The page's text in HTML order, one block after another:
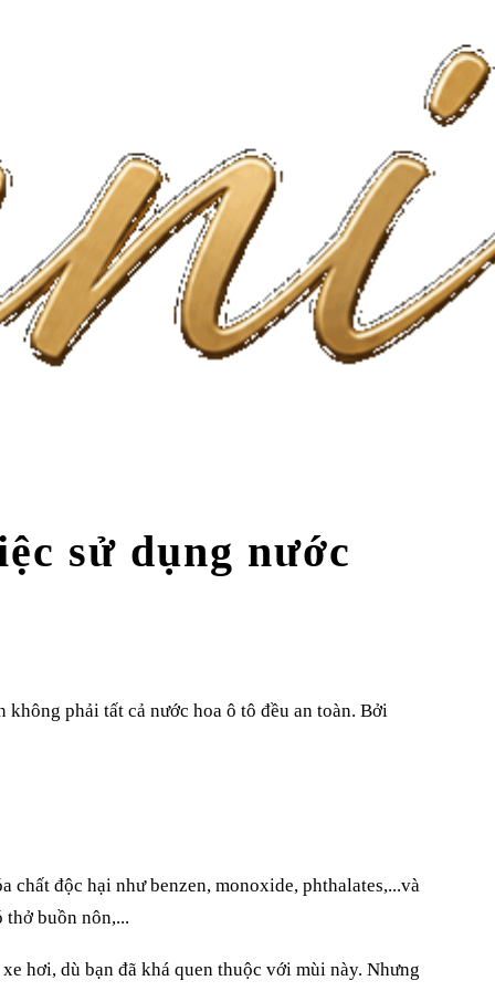
sử dụng nước
phải tất cả nước hoa ô tô đều an toàn. Bởi
chất độc hại như benzen, monoxide, phthalates,...và
thở buồn nôn,...
hơi, dù bạn đã khá quen thuộc với mùi này. Nhưng